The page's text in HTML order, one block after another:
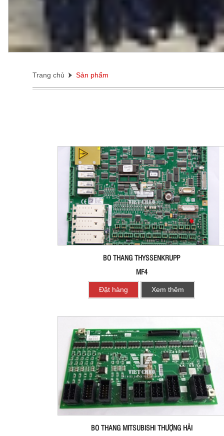
Trang chủ Sản phẩm
BO THANG THYSSENKRUPP
MF4
Đặt hàng Xem thêm
BO THANG MITSUBISHI THƯỢNG HẢI